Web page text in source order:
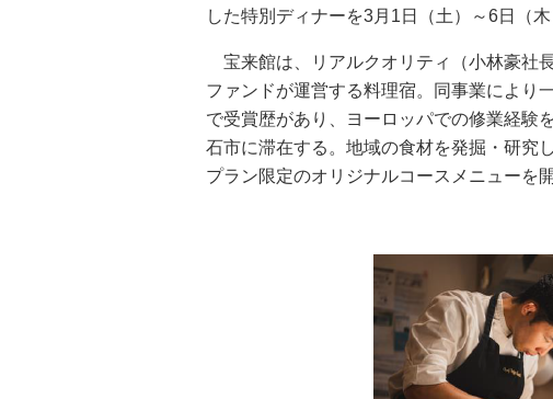
した特別ディナーを3月1日（土）～6日（
宝来館は、リアルクオリティ（小林豪社
ファンドが運営する料理宿。同事業により
で受賞歴があり、ヨーロッパでの修業経験
石市に滞在する。地域の食材を発掘・研究
プラン限定のオリジナルコースメニューを